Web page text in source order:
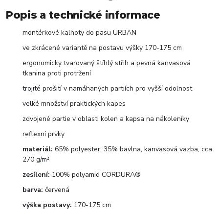
Popis a technické informace
montérkové kalhoty do pasu URBAN
ve zkrácené variantě na postavu výšky 170-175 cm
ergonomicky tvarovaný štíhlý střih a pevná kanvasová
tkanina proti protržení
trojité prošití v namáhaných partiích pro vyšší odolnost
velké množství praktických kapes
zdvojené partie v oblasti kolen a kapsa na nákoleníky
reflexní prvky
materiál: 65% polyester, 35% bavlna, kanvasová vazba, cca
270 g/m²
zesílení: 100% polyamid CORDURA®
barva: červená
výška postavy: 170-175 cm